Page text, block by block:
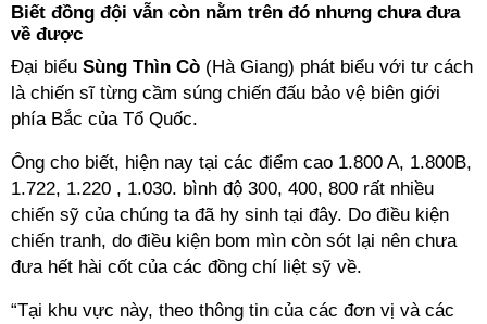
Biết đồng đội vẫn còn nằm trên đó nhưng chưa đưa
về được
Đại biểu Sùng Thìn Cò (Hà Giang) phát biểu với tư cách
là chiến sĩ từng cầm súng chiến đấu bảo vệ biên giới
phía Bắc của Tổ Quốc.
Ông cho biết, hiện nay tại các điểm cao 1.800 A, 1.800B,
1.722, 1.220 , 1.030. bình độ 300, 400, 800 rất nhiều
chiến sỹ của chúng ta đã hy sinh tại đây. Do điều kiện
chiến tranh, do điều kiện bom mìn còn sót lại nên chưa
đưa hết hài cốt của các đồng chí liệt sỹ về.
“Tại khu vực này, theo thông tin của các đơn vị và các